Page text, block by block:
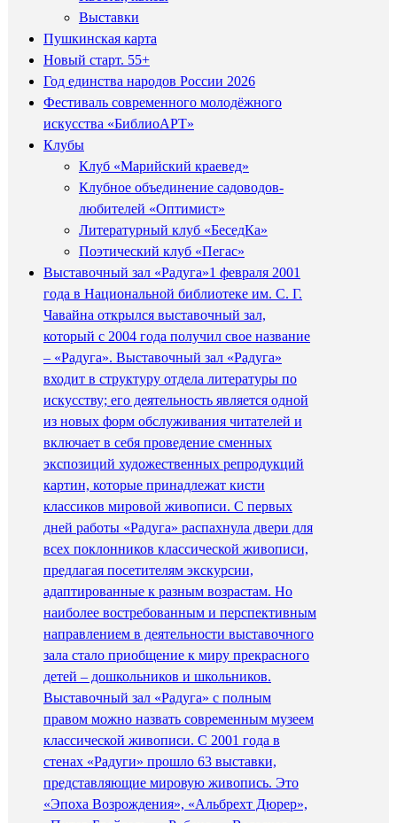
Выставки
Пушкинская карта
Новый старт. 55+
Год единства народов России 2026
Фестиваль современного молодёжного
искусства «БиблиоАРТ»
Клубы
Клуб «Марийский краевед»
Клубное объединение садоводов-
любителей «Оптимист»
Литературный клуб «БеседКа»
Поэтический клуб «Пегас»
Выставочный зал «Радуга»1 февраля 2001
года в Национальной библиотеке им. С. Г.
Чавайна открылся выставочный зал,
который с 2004 года получил свое название
– «Радуга». Выставочный зал «Радуга»
входит в структуру отдела литературы по
искусству; его деятельность является одной
из новых форм обслуживания читателей и
включает в себя проведение сменных
экспозиций художественных репродукций
картин, которые принадлежат кисти
классиков мировой живописи. С первых
дней работы «Радуга» распахнула двери для
всех поклонников классической живописи,
предлагая посетителям экскурсии,
адаптированные к разным возрастам. Но
наиболее востребованным и перспективным
направлением в деятельности выставочного
зала стало приобщение к миру прекрасного
детей – дошкольников и школьников.
Выставочный зал «Радуга» с полным
правом можно назвать современным музеем
классической живописи. С 2001 года в
стенах «Радуги» прошло 63 выставки,
представляющие мировую живопись. Это
«Эпоха Возрождения», «Альбрехт Дюрер»,